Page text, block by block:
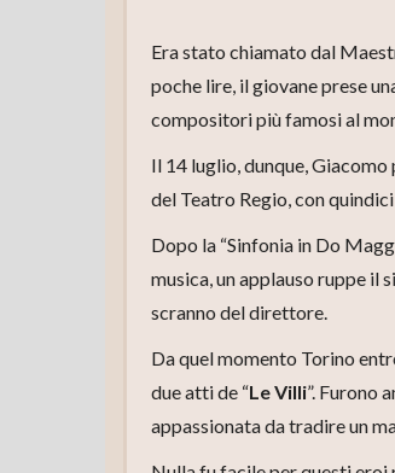
Era stato chiamato dal
poche lire, il giovane prese
compositori più famosi al
Il 14 luglio, dunque,
del Teatro Regio, con
Dopo la “Sinfonia in Do
musica, un applauso ruppe il
scranno del direttore.
Da quel momento Torino
due atti de “Le Villi”. Furono
appassionata da tradire un